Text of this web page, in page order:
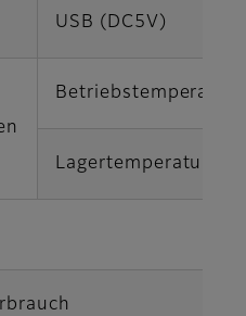
USB (DC5V)
Betriebstemperatur
Lagertemperatur